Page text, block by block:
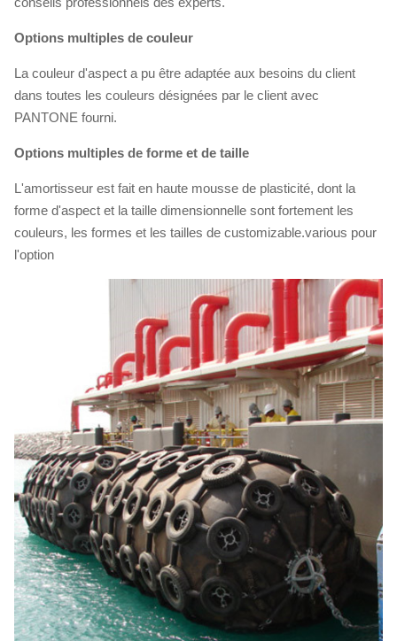
Options multiples de couleur
La couleur d'aspect a pu être adaptée aux besoins du client
dans toutes les couleurs désignées par le client avec
PANTONE fourni.
Options multiples de forme et de taille
L'amortisseur est fait en haute mousse de plasticité, dont la
forme d'aspect et la taille dimensionnelle sont fortement les
couleurs, les formes et les tailles de customizable.various pour
l'option